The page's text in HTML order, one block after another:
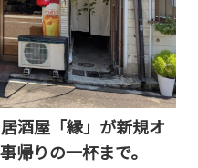
酒屋「縁」が新規オ
帰りの一杯まで。